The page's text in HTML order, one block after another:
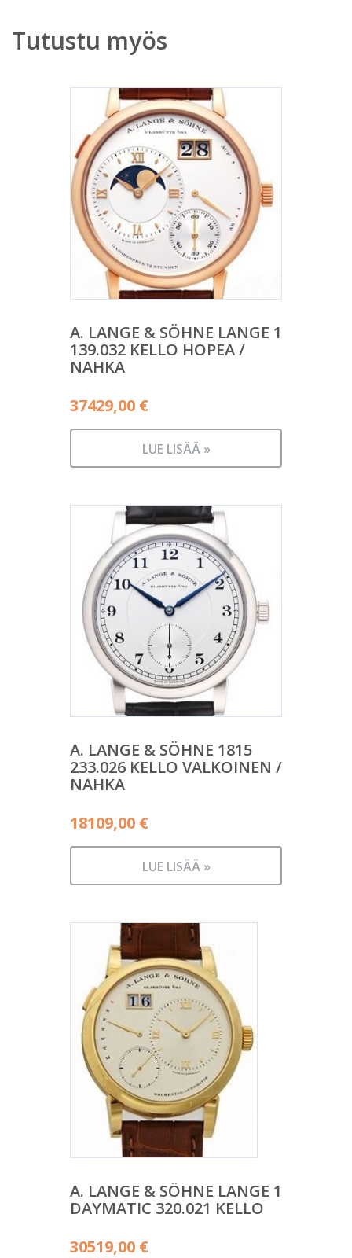
Tutustu myös
A. LANGE & SÖHNE LANGE 1
139.032 KELLO HOPEA /
NAHKA
37429,00 €
LUE LISÄÄ »
A. LANGE & SÖHNE 1815
233.026 KELLO VALKOINEN /
NAHKA
18109,00 €
LUE LISÄÄ »
A. LANGE & SÖHNE LANGE 1
DAYMATIC 320.021 KELLO
30519,00 €